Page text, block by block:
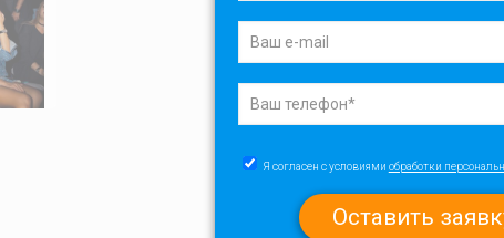
Я согласен с условиями обработки